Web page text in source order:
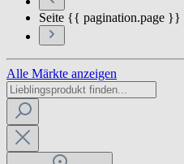
Seite {{ pagination.page
Alle Märkte anzeigen